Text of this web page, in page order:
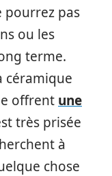
pourrez pas
ou les
terme.
céramique
offrent une
très prisée
à
chose